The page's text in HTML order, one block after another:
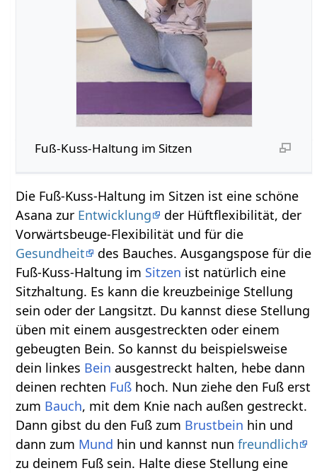
Fuß-Kuss-Haltung im Sitzen
Die Fuß-Kuss-Haltung im Sitzen ist eine schöne
Asana zur Entwicklung
der Hüftflexibilität, der
Vorwärtsbeuge-Flexibilität und für die
Gesundheit
des Bauches. Ausgangspose für die
Fuß-Kuss-Haltung im Sitzen ist natürlich eine
Sitzhaltung. Es kann die kreuzbeinige Stellung
sein oder der Langsitzt. Du kannst diese Stellung
üben mit einem ausgestreckten oder einem
gebeugten Bein. So kannst du beispielsweise
dein linkes Bein ausgestreckt halten, hebe dann
deinen rechten Fuß hoch. Nun ziehe den Fuß erst
zum Bauch, mit dem Knie nach außen gestreckt.
Dann gibst du den Fuß zum Brustbein hin und
dann zum Mund hin und kannst nunfreundlich
zu deinem Fuß sein. Halte diese Stellung eine